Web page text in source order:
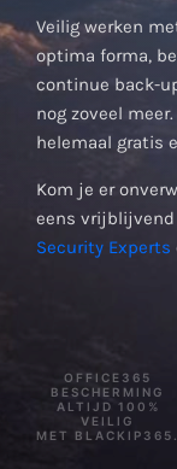
Veilig werken
optima forma,
continue back-
nog zoveel
helemaal gratis
Kom je er
eens vrijblijvend
Security Experts
OFFICE365
BESCHERMING
ALTIJD 100%
VEILIG
MET BLACKIP365.